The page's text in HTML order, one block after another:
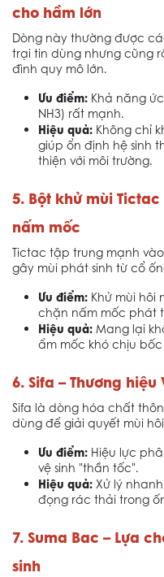
cho hầm lớn
Dòng này thường được
trại tin dùng nhưng cũng
đình quy mô lớn.
Ưu điểm: Khả năng
NH3) rất mạnh.
Hiệu quả: Không chỉ
giúp ổn định hệ sinh
thiện với môi trường.
5. Bột khử mùi
nấm mốc
Tictac tập trung mạnh
gây mùi phát sinh từ cổ
Ưu điểm: Khử mùi
chặn nấm mốc phát
Hiệu quả: Mang lại
ẩm mốc khó chịu
6. Sifa – Thương
Sifa là dòng hóa chất
dùng để giải quyết mùi
Ưu điểm: Hiệu lực
vệ sinh "thần tốc".
Hiệu quả: Xử lý
đọng rác thải trong
7. Suma Bac – Lựa
sinh